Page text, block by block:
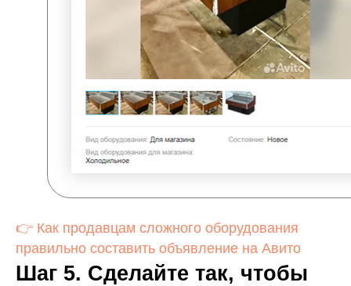
👉 Как продавцам сложного оборудования
правильно составить объявление на Авито
Шаг 5. Сделайте так, чтобы